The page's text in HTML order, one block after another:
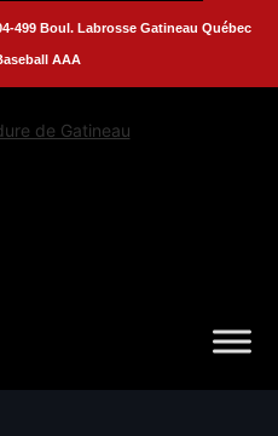
499 Boul. Labrosse Gatineau Québec
AAA